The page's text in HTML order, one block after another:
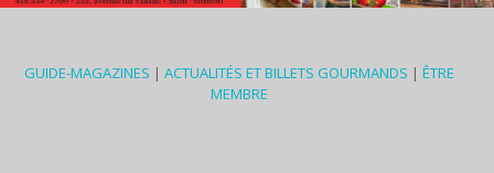
GUIDE-MAGAZINES | ACTUALITÉS ET BILLETS GOURMANDS | ÊTRE
MEMBRE